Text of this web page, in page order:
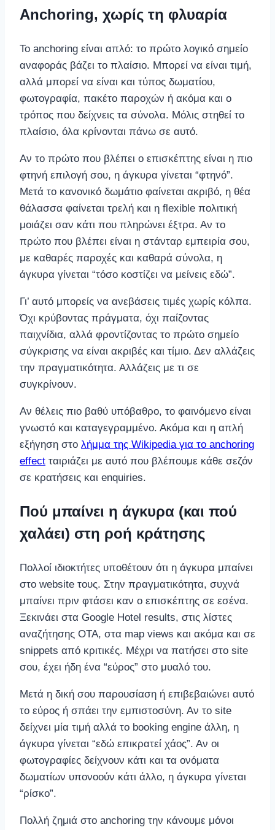
Anchoring, χωρίς τη φλυαρία
Το anchoring είναι απλό: το πρώτο λογικό σημείο
αναφοράς βάζει το πλαίσιο. Μπορεί να είναι τιμή,
αλλά μπορεί να είναι και τύπος δωματίου,
φωτογραφία, πακέτο παροχών ή ακόμα και ο
τρόπος που δείχνεις τα σύνολα. Μόλις στηθεί το
πλαίσιο, όλα κρίνονται πάνω σε αυτό.
Αν το πρώτο που βλέπει ο επισκέπτης είναι η πιο
φτηνή επιλογή σου, η άγκυρα γίνεται “φτηνό”.
Μετά το κανονικό δωμάτιο φαίνεται ακριβό, η θέα
θάλασσα φαίνεται τρελή και η flexible πολιτική
μοιάζει σαν κάτι που πληρώνει έξτρα. Αν το
πρώτο που βλέπει είναι η στάνταρ εμπειρία σου,
με καθαρές παροχές και καθαρά σύνολα, η
άγκυρα γίνεται “τόσο κοστίζει να μείνεις εδώ”.
Γι’ αυτό μπορείς να ανεβάσεις τιμές χωρίς κόλπα.
Όχι κρύβοντας πράγματα, όχι παίζοντας
παιχνίδια, αλλά φροντίζοντας το πρώτο σημείο
σύγκρισης να είναι ακριβές και τίμιο. Δεν αλλάζεις
την πραγματικότητα. Αλλάζεις με τι σε
συγκρίνουν.
Αν θέλεις πιο βαθύ υπόβαθρο, το φαινόμενο είναι
γνωστό και καταγεγραμμένο. Ακόμα και η απλή
εξήγηση στο λήμμα της Wikipedia για το anchoring
effect ταιριάζει με αυτό που βλέπουμε κάθε σεζόν
σε κρατήσεις και enquiries.
Πού μπαίνει η άγκυρα (και πού
χαλάει) στη ροή κράτησης
Πολλοί ιδιοκτήτες υποθέτουν ότι η άγκυρα μπαίνει
στο website τους. Στην πραγματικότητα, συχνά
μπαίνει πριν φτάσει καν ο επισκέπτης σε εσένα.
Ξεκινάει στα Google Hotel results, στις λίστες
αναζήτησης OTA, στα map views και ακόμα και σε
snippets από κριτικές. Μέχρι να πατήσει στο site
σου, έχει ήδη ένα “εύρος” στο μυαλό του.
Μετά η δική σου παρουσίαση ή επιβεβαιώνει αυτό
το εύρος ή σπάει την εμπιστοσύνη. Αν το site
δείχνει μία τιμή αλλά το booking engine άλλη, η
άγκυρα γίνεται “εδώ επικρατεί χάος”. Αν οι
φωτογραφίες δείχνουν κάτι και τα ονόματα
δωματίων υπονοούν κάτι άλλο, η άγκυρα γίνεται
“ρίσκο”.
Πολλή ζημιά στο anchoring την κάνουμε μόνοι